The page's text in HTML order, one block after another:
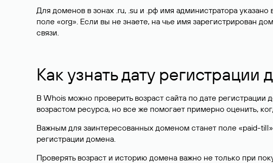
Для доменов в зонах .ru, .su и .рф имя администратора
поле «org». Если вы не знаете, на чье имя зарегистрирован
связи.
Как узнать дату регистрации
В Whois можно проверить возраст сайта по дате регистрации
возрастом ресурса, но все же помогает примерно оценить,
Важным для заинтересованных доменом станет поле «paid-
регистрации домена.
Проверять возраст и историю домена важно не только при